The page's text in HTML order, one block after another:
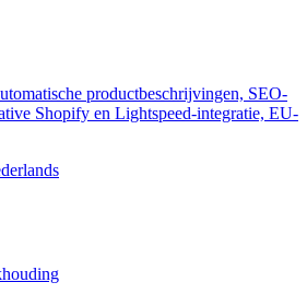
productbeschrijvingen, SEO-
Shopify en Lightspeed-integratie, EU-